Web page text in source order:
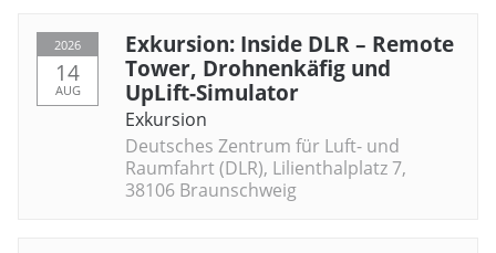
2026
14
AUG
Exkursion: Inside DLR – Remote
Tower, Drohnenkäfig und
UpLift-Simulator
Exkursion
Deutsches Zentrum für Luft- und
Raumfahrt (DLR), Lilienthalplatz 7,
38106 Braunschweig